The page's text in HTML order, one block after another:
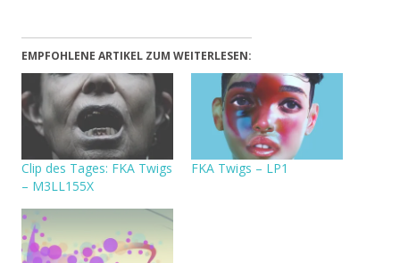
EMPFOHLENE ARTIKEL ZUM WEITERLESEN:
Clip des Tages: FKA Twigs
– M3LL155X
FKA Twigs – LP1